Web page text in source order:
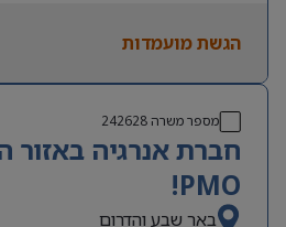
הגשת מועמדות
מספר משרה242628
חברת אנרגיה
PMO!
באר שבע והדרום